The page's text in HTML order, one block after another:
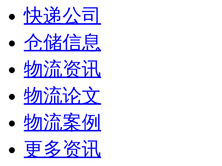
快递公司
仓储信息
物流资讯
物流论文
物流案例
更多资讯